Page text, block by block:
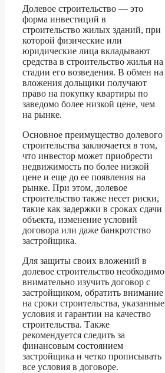
Долевое строительство — это
форма инвестиций в
строительство жилых зданий, при
которой физические или
юридические лица вкладывают
средства в строительство жилья на
стадии его возведения. В обмен на
вложения дольщики получают
право на покупку квартиры по
заведомо более низкой цене, чем
на рынке.
Основное преимущество долевого
строительства заключается в том,
что инвестор может приобрести
недвижимость по более низкой
цене и еще до ее появления на
рынке. При этом, долевое
строительство также несет риски,
такие как задержки в сроках сдачи
объекта, изменение условий
договора или даже банкротство
застройщика.
Для защиты своих вложений в
долевое строительство необходимо
внимательно изучить договор с
застройщиком, обратить внимание
на сроки строительства, указанные
условия и гарантии на качество
строительства. Также
рекомендуется следить за
финансовым состоянием
застройщика и четко прописывать
все условия в договоре.